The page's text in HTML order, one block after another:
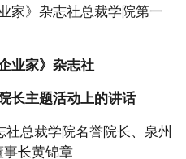
家》杂志社总裁学院第一
业家》杂志社
长主题活动上的讲话
总裁学院名誉院长、泉州
事长黄锦章